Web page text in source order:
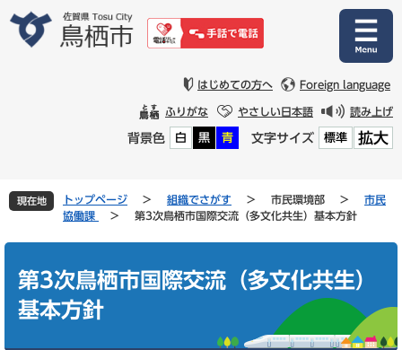
文
はじめての方へ Foreign language
ふりがな やさしい日本語 読み上げ
背景色 白 黒 青 文字サイズ 標準 拡大
現在地 トップページ > 組織でさがす > 市民環境部 >
市民
協働課
> 第3次鳥栖市国際交流（多文化共生）基本方針
第3次鳥栖市国際交流（多文化共生）
基本方針